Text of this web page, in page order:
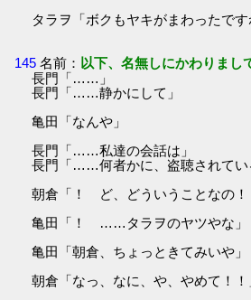
タラヲ「ボクもヤキがまわったです
145 名前： 以下、名無しにかわりまし
長門「……」
長門「……静かにして」
亀田「なんや」
長門「……私達の会話は」
長門「……何者かに、盗聴されてい
朝倉「！ ど、どういうことなの！
亀田「！ ……タラヲのヤツやな」
亀田「朝倉、ちょっときてみいや」
朝倉「なっ、なに、や、やめて！！